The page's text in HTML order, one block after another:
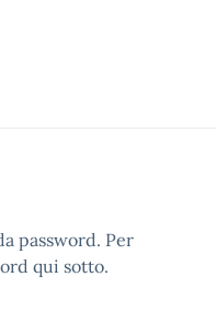
password. Per
qui sotto.